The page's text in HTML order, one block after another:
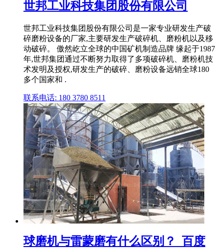
世邦工业科技集团股份有限公司
世邦工业科技集团股份有限公司是一家专业研发生产破
碎磨粉设备的厂家,主要研发生产破碎机、磨粉机以及移
动破碎。 傲然屹立全球的中国矿机制造品牌 缘起于1987
年,世邦集团通过不断努力取得了多项破碎机、磨粉机技
术发明及授权,研发生产的破碎、磨粉设备远销全球180
多个国家和 .
联系电话: 180 3780 8511
球磨机与雷蒙磨有什么区别？_百度